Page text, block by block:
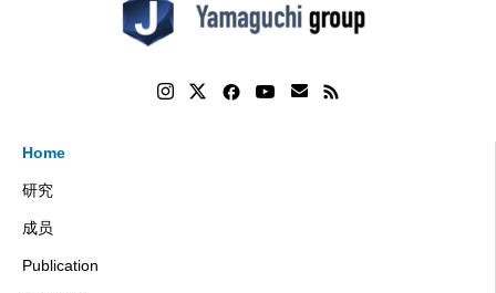
Home
研究
成员
Publication